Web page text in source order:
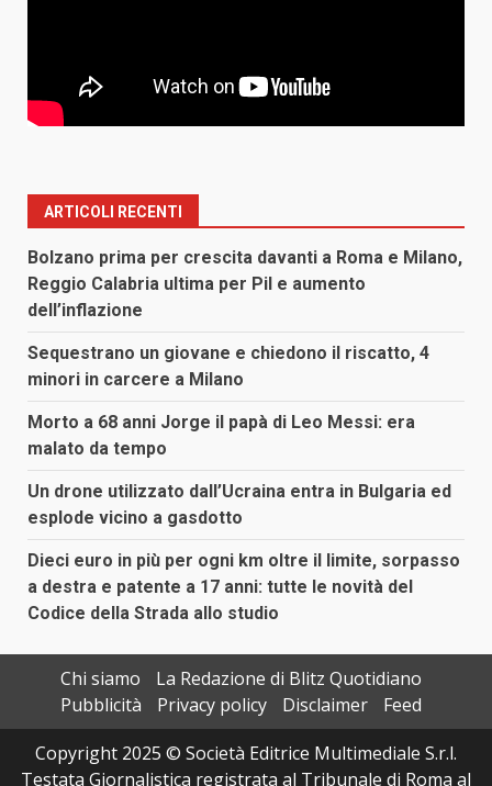
ARTICOLI RECENTI
Bolzano prima per crescita davanti a Roma e Milano,
Reggio Calabria ultima per Pil e aumento
dell’inflazione
Sequestrano un giovane e chiedono il riscatto, 4
minori in carcere a Milano
Morto a 68 anni Jorge il papà di Leo Messi: era
malato da tempo
Un drone utilizzato dall’Ucraina entra in Bulgaria ed
esplode vicino a gasdotto
Dieci euro in più per ogni km oltre il limite, sorpasso
a destra e patente a 17 anni: tutte le novità del
Codice della Strada allo studio
Chi siamo
La Redazione di Blitz Quotidiano
Pubblicità
Privacy policy Disclaimer
Feed
Copyright 2025 © Società Editrice Multimediale S.r.l.
Testata Giornalistica registrata al Tribunale di Roma al